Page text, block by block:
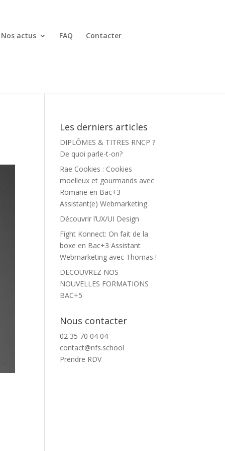
Nos actus FAQ Contacter
Les derniers articles
DIPLÔMES & TITRES RNCP ?
De quoi parle-t-on?
Rae Cookies : Cookies
moelleux et gourmands avec
Romane en Bac+3
Assistant(e) Webmarketing
Découvrir l’UX/UI Design
Fight Konnect: On fait de la
boxe en Bac+3 Assistant
Webmarketing avec Thomas !
DECOUVREZ NOS
NOUVELLES FORMATIONS
BAC+5
Nous contacter
02 35 70 04 04
contact@nfs.school
Prendre RDV